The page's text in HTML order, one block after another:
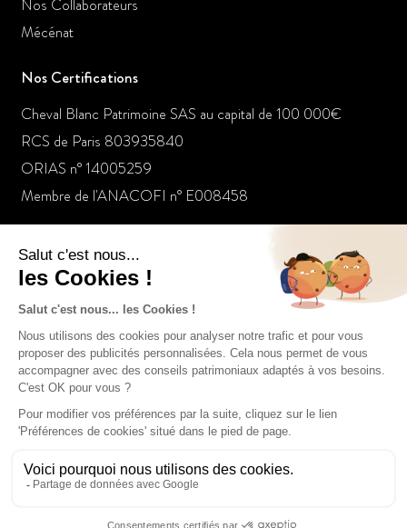
Nos Collaborateurs
Mécénat
Nos Certifications
Cheval Blanc Patrimoine SAS au capital de 100 000€
RCS de Paris 803935840
ORIAS n° 14005259
Membre de l'ANACOFI n° E008458
Nos dernières actualités
Un gestionnaire de patrimoine raconte les folies de la
jeunesse dorée
Le placement à suivre : L’or bat les records
Tout pour votre argent: Le marketing des services financiers
manque sa cible féminine (Franck Fargerelle)
Le placement à suivre : investir dans l’art via les club deal